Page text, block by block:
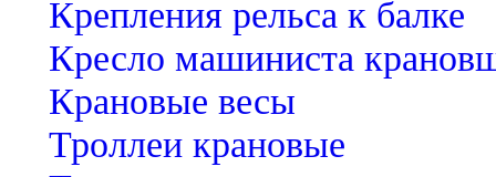
Крепления рельса к балке
Кресло машиниста
Крановые весы
Троллеи крановые